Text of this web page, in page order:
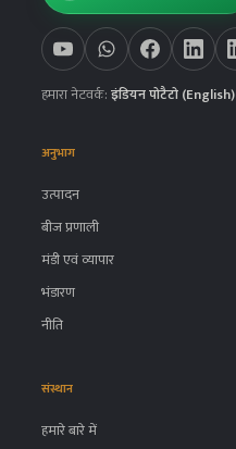
हमारा नेटवर्क:इंडियन पोटैटो (English)
अनुभाग
उत्पादन
बीज प्रणाली
मंडी एवं व्यापार
भंडारण
नीति
संस्थान
हमारे बारे में